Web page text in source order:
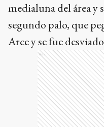
medialuna del área y
segundo palo, que
Arce y se fue
Ads